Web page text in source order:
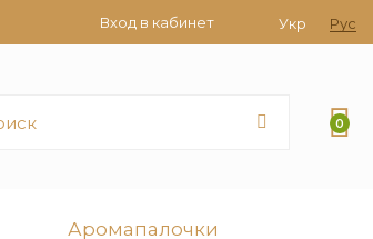
Вход в кабинет Укр Рус
0
Аромапалочки